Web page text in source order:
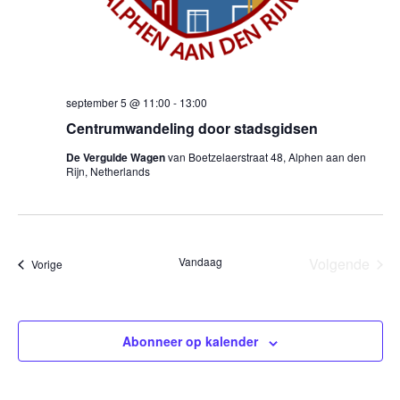
Centrumwandeling door stadsgidsen
september 5 @ 11:00 - 13:00
De Vergulde Wagenvan Boetzelaerstraat 48, Alphen aan den
Rijn, Netherlands
VorigeEvenementen Vandaag
Abonneer op kalender